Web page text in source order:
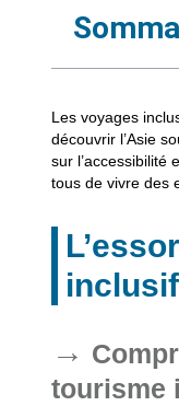
Les voyages
découvrir l’Asie
sur l’accessibilité
tous de vivre des
tourisme